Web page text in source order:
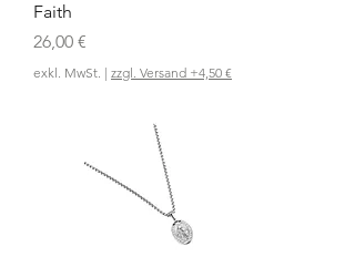
Faith
Preis
26,00 €
exkl. MwSt. | zzgl. Versand +4,50 €